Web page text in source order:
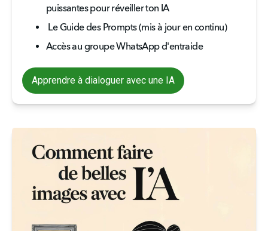
puissantes pour réveiller ton IA
Le Guide des Prompts (mis à jour en continu)
Accès au groupe WhatsApp d'entraide
Apprendre à dialoguer avec une IA